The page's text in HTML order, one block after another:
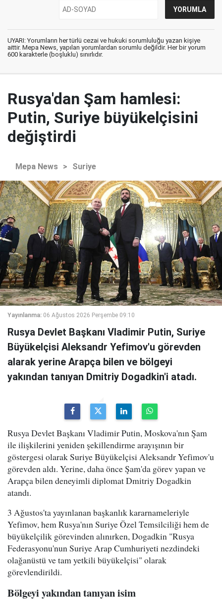
UYARI: Yorumların her türlü cezai ve hukuki sorumluluğu yazan kişiye
aittir. Mepa News, yapılan yorumlardan sorumlu değildir. Her bir yorum
600 karakterle (boşluklu) sınırlıdır.
Rusya'dan Şam hamlesi:
Putin, Suriye büyükelçisini
değiştirdi
Mepa News > Suriye
Yayınlanma: 06 Ağustos 2026 Perşembe 09:10
Rusya Devlet Başkanı Vladimir Putin, Suriye
Büyükelçisi Aleksandr Yefimov'u görevden
alarak yerine Arapça bilen ve bölgeyi
yakından tanıyan Dmitriy Dogadkin'i atadı.
Rusya Devlet Başkanı Vladimir Putin, Moskova'nın Şam
ile ilişkilerini yeniden şekillendirme arayışının bir
göstergesi olarak Suriye Büyükelçisi Aleksandr Yefimov'u
görevden aldı. Yerine, daha önce Şam'da görev yapan ve
Arapça bilen deneyimli diplomat Dmitriy Dogadkin
atandı.
3 Ağustos'ta yayınlanan başkanlık kararnameleriyle
Yefimov, hem Rusya'nın Suriye Özel Temsilciliği hem de
büyükelçilik görevinden alınırken, Dogadkin "Rusya
Federasyonu'nun Suriye Arap Cumhuriyeti nezdindeki
olağanüstü ve tam yetkili büyükelçisi" olarak
görevlendirildi.
Bölgeyi yakından tanıyan isim